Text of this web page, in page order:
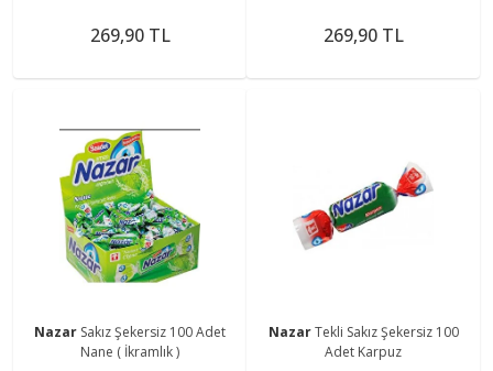
269,90 TL 269,90 TL
Nazar Sakız Şekersiz 100 Adet
Nane ( İkramlık )
NazarTekli Sakız Şekersiz 100
Adet Karpuz